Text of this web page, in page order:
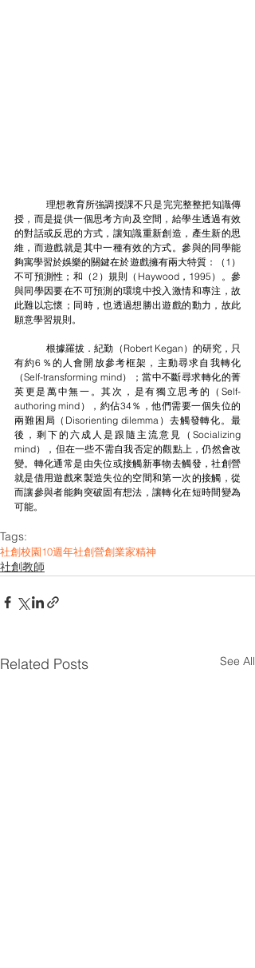
	理想教育所強調授課不只是完完整整把知識傳
授，而是提供一個思考方向及空間，給學生透過有效
的對話或反思的方式，讓知識重新創造，產生新的思
維，而遊戲就是其中一種有效的方式。參與的同學能
夠寓學習於娛樂的關鍵在於遊戲擁有兩大特質：（1）
不可預測性；和（2）規則（Haywood，1995）。參
與同學因要在不可預測的環境中投入激情和專注，故
此難以忘懷；同時，也透過想勝出遊戲的動力，故此
願意學習規則。
	根據羅拔．紀勤（Robert Kegan）的研究，只
有約6％的人會開放參考框架，主動尋求自我轉化
（Self-transforming mind）；當中不斷尋求轉化的菁
英更是萬中無一。其次，是有獨立思考的（Self-
authoring mind），約佔34％，他們需要一個失位的
兩難困局（Disorienting dilemma）去觸發轉化。最
後，剩下的六成人是跟隨主流意見（Socializing
mind），但在一些不需自我否定的觀點上，仍然會改
變。轉化通常是由失位或接觸新事物去觸發，社創營
就是借用遊戲來製造失位的空間和第一次的接觸，從
而讓參與者能夠突破固有想法，讓轉化在短時間變為
可能。
Tags:
社創校園10週年社創營創業家精神
社創教師
Related Posts See All